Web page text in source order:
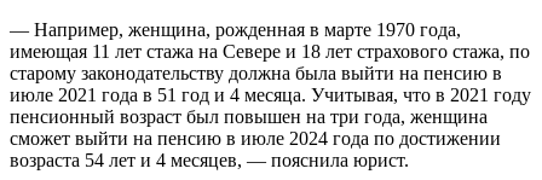
— Например, женщина, рожденная в марте 1970 года,
имеющая 11 лет стажа на Севере и 18 лет страхового стажа, по
старому законодательству должна была выйти на пенсию в
июле 2021 года в 51 год и 4 месяца. Учитывая, что в 2021 году
пенсионный возраст был повышен на три года, женщина
сможет выйти на пенсию в июле 2024 года по достижении
возраста 54 лет и 4 месяцев, — пояснила юрист.